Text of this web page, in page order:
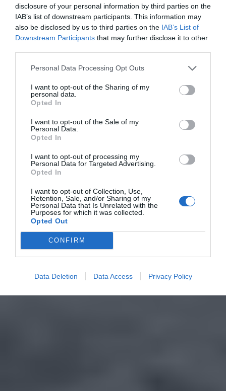
disclosure of your personal information by third parties on the
IAB’s list of downstream participants. This information may
also be disclosed by us to third parties on the IAB’s List of
Downstream Participants that may further disclose it to other
Personal Data Processing Opt Outs
I want to opt-out of the Sharing of my
personal data.
Opted In
I want to opt-out of the Sale of my
Personal Data.
Opted In
I want to opt-out of processing my
Personal Data for Targeted Advertising.
Opted In
I want to opt-out of Collection, Use,
Retention, Sale, and/or Sharing of my
Personal Data that Is Unrelated with the
Purposes for which it was collected.
Opted Out
CONFIRM
Data Deletion Data Access Privacy Policy